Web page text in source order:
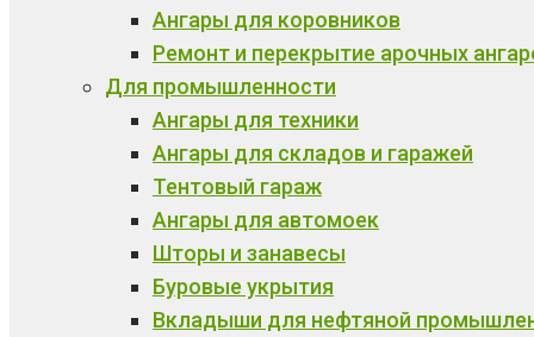
Ангары для коровников
Ремонт и перекрытие арочных
Для промышленности
Ангары для техники
Ангары для складов и гаражей
Тентовый гараж
Ангары для автомоек
Шторы и занавесы
Буровые укрытия
Вкладыши для нефтяной